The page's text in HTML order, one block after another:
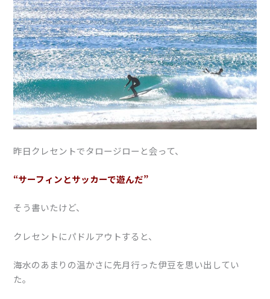
昨日クレセントでタロージローと会って、
“サーフィンとサッカーで遊んだ”
そう書いたけど、
クレセントにパドルアウトすると、
海水のあまりの温かさに先月行った伊豆を思い出してい
た。